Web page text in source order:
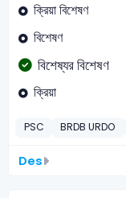
ক্রিয়া বিশেষণ
বিশেষণ
বিশেষ্যর বিশেষণ
ক্রিয়া
PSC BRDB URDO
Des